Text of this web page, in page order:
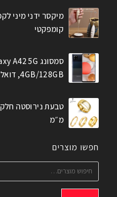
מיקסר ידני מיני
קומפקטי
4GB/128GB, דואל סים
מ״מ
חפשו מוצרים